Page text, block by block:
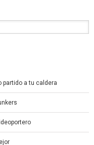
partido a tu caldera